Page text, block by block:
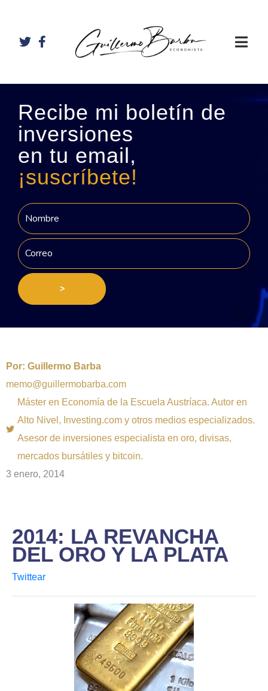
Recibe mi boletín de
inversiones
en tu email,
¡suscríbete!
>
Por: Guillermo Barba
memo@guillermobarba.com
Máster en Economía de la Escuela Austríaca. Autor en
Alto Nivel, Investing.com y otros medios especializados.
Asesor de inversiones especialista en oro, divisas,
mercados bursátiles y bitcoin.
3 enero, 2014
2014: LA REVANCHA
DEL ORO Y LA PLATA
Twittear